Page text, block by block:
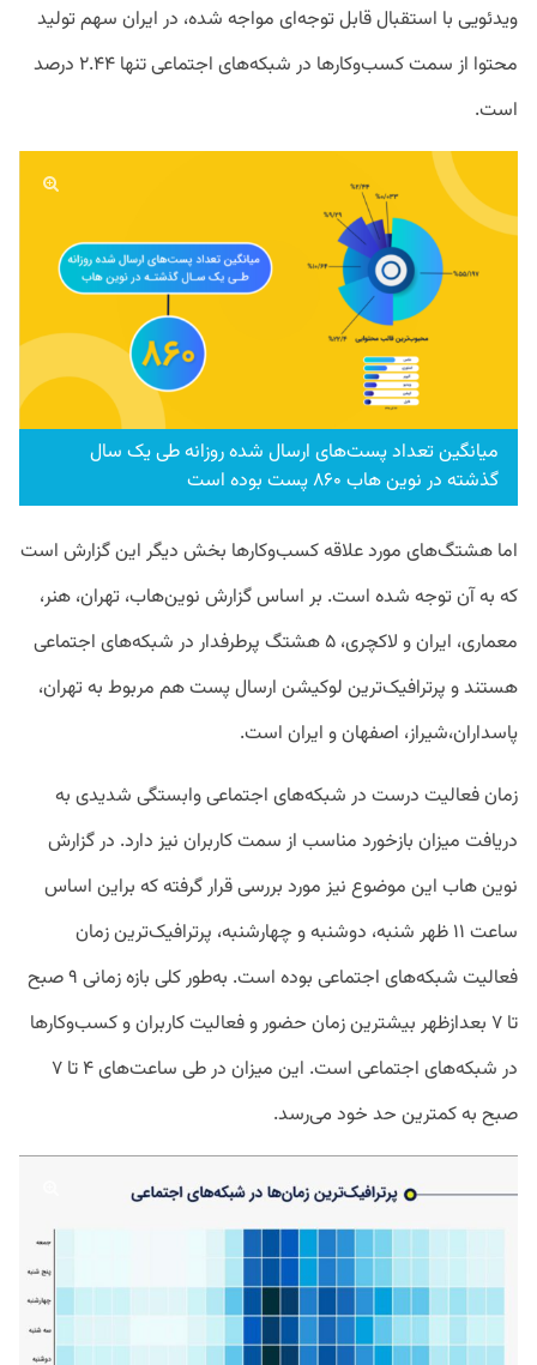
ویدئویی با استقبال قابل توجه‌ای مواجه شده، در ایران سهم تولید
محتوا از سمت کسب‌وکارها در شبکه‌های اجتماعی تنها ۲.۴۴ درصد
است.
میانگین تعداد پست‌های ارسال شده روزانه طی یک سال
گذشته در نوین هاب ۸۶۰ پست بوده است
اما هشتگ‌های مورد علاقه کسب‌وکارها بخش دیگر این گزارش است
که به آن توجه شده است. بر اساس گزارش نوین‌هاب، تهران، هنر،
معماری، ایران و لاکچری، ۵ هشتگ پرطرفدار در شبکه‌های اجتماعی
هستند و پرترافیک‌ترین لوکیشن ارسال پست هم مربوط به تهران،
پاسداران،‌شیراز، اصفهان و ایران است.
زمان فعالیت درست در شبکه‌های اجتماعی وابستگی شدیدی به
دریافت میزان بازخورد مناسب از سمت کاربران نیز دارد. در گزارش
نوین هاب این موضوع نیز مورد بررسی قرار گرفته که براین اساس
ساعت ۱۱ ظهر شنبه، دوشنبه و چهارشنبه، پرترافیک‌ترین زمان
فعالیت شبکه‌های اجتماعی بوده است. به‌طور کلی بازه زمانی ۹ صبح
تا ۷ بعد‌ازظهر بیشترین زمان حضور و فعالیت کاربران و کسب‌وکار‌ها
در شبکه‌های اجتماعی است. این میزان در طی ساعت‌های ۴ تا ۷
صبح به کمترین حد خود می‌رسد.